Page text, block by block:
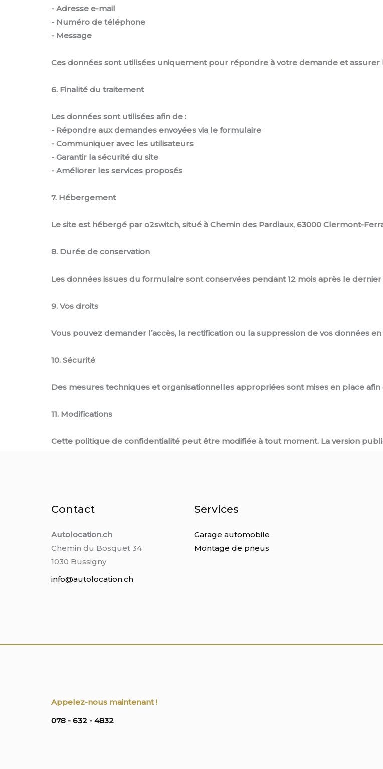
- Adresse e-mail
- Numéro de téléphone
- Message
Ces données sont utilisées uniquement pour répondre à votre demande et assurer
6. Finalité du traitement
Les données sont utilisées afin de :
- Répondre aux demandes envoyées via le formulaire
- Communiquer avec les utilisateurs
- Garantir la sécurité du site
- Améliorer les services proposés
7. Hébergement
Le site est hébergé par o2switch, situé à Chemin des Pardiaux, 63000 Clermont-
8. Durée de conservation
Les données issues du formulaire sont conservées pendant 12 mois après le
9. Vos droits
Vous pouvez demander l’accès, la rectification ou la suppression de vos données
10. Sécurité
Des mesures techniques et organisationnelles appropriées sont mises en place
11. Modifications
Cette politique de confidentialité peut être modifiée à tout moment. La version
Contact
Autolocation.ch
Chemin du Bosquet 34
1030 Bussigny
info@autolocation.ch
Services
Garage automobile
Montage de pneus
Appelez-nous maintenant !
078 - 632 - 4832